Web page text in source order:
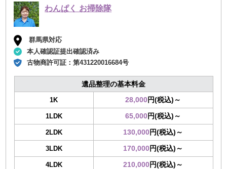
わんぱく お掃除隊
群馬県対応
本人確認証提出確認済み
古物商許可証：第431220016684号
遺品整理の基本料金
1K 28,000円(税込)～
1LDK 65,000円(税込)～
2LDK 130,000円(税込)～
3LDK 170,000円(税込)～
4LDK 210,000円(税込)～